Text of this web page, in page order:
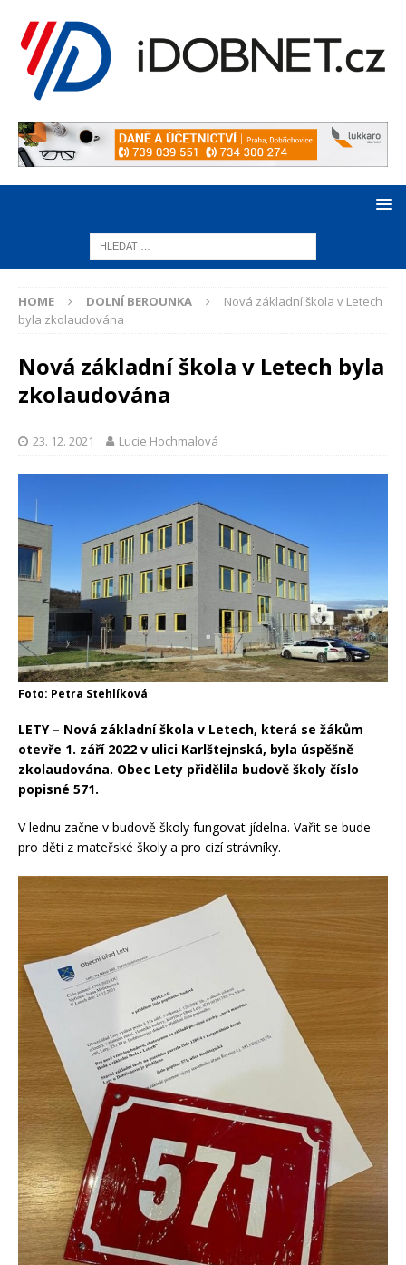
HOME DOLNÍ BEROUNKA
Nová základní škola v Letech
byla zkolaudována
Nová základní škola v Letech byla
zkolaudována
23. 12. 2021 Lucie Hochmalová
Foto: Petra Stehlíková
LETY – Nová základní škola v Letech, která se žákům
otevře 1. září 2022 v ulici Karlštejnská, byla úspěšně
zkolaudována. Obec Lety přidělila budově školy číslo
popisné 571.
V lednu začne v budově školy fungovat jídelna. Vařit se bude
pro děti z mateřské školy a pro cizí strávníky.